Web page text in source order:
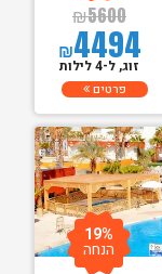
₪5600
₪4494
זוג, ל-4 לילות
פרטים
19%
הנחה